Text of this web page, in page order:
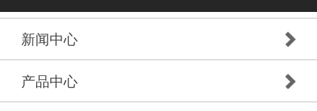
新闻中心
产品中心